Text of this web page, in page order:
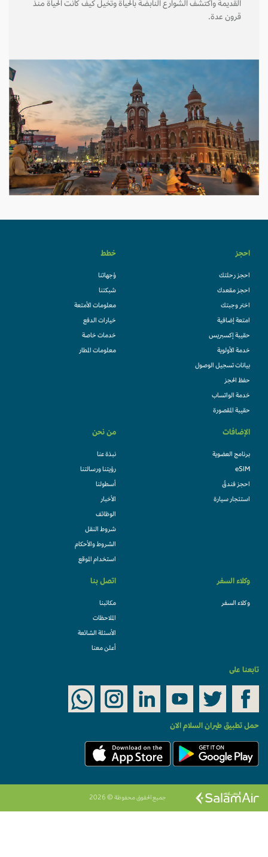
القديمة واكتشف الشوارع النابضة بالحياة وتخيل كيف كانت الحياة منذ
قرون عدة.
احجز
احجز رحلتك
احجز مقعدك
اختر وجبتك
امتعة إضافية
حقيبة إكسبريس
خدمة الأولوية
بيانات تسجيل الوصول
حفظ الحجز
خدمة الواتساب
حقيبة المقصورة
خطط
وُجهاتنا
شبكتنا
معلومات الأمتعة
خيارات الدفع
خدمات خاصة
معلومات المطار
الإضافات
برنامج العضوية
eSIM
احجز فندقً
استئجار سيارة
من نحن
نبذة عنا
رؤيتنا ورسالتنا
أسطولنا
الأخبار
الوظائف
شروط النقل
الشروط والأحكام
استخدام الموقع
وكلاء السفر
وكلاء السفر
اتصل بنا
مكاتبنا
الملاحظات
الأسئلة الشائعة
أعلن معنا
تابعنا على
حمل تطبيق طيران السلام الان
جميع الحقوق محفوظة © 2026